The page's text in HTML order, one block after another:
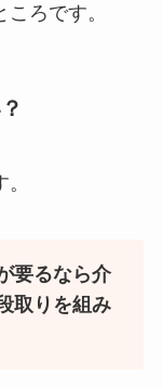
ろです。
要るなら介
取りを組み